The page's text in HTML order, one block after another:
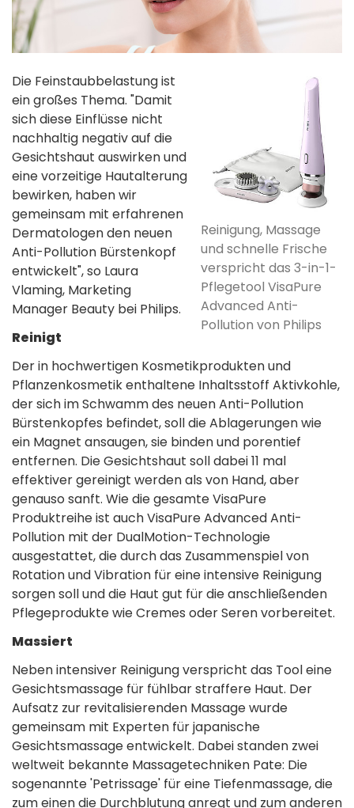
Reinigung, Massage
und schnelle Frische
verspricht das 3-in-1-
Pflegetool VisaPure
Advanced Anti-
Pollution von Philips
Die Feinstaubbelastung ist
ein großes Thema. "Damit
sich diese Einflüsse nicht
nachhaltig negativ auf die
Gesichtshaut auswirken und
eine vorzeitige Hautalterung
bewirken, haben wir
gemeinsam mit erfahrenen
Dermatologen den neuen
Anti-Pollution Bürstenkopf
entwickelt", so Laura
Vlaming, Marketing
Manager Beauty bei Philips.
Reinigt
Der in hochwertigen Kosmetikprodukten und
Pflanzenkosmetik enthaltene Inhaltsstoff Aktivkohle,
der sich im Schwamm des neuen Anti-Pollution
Bürstenkopfes befindet, soll die Ablagerungen wie
ein Magnet ansaugen, sie binden und porentief
entfernen. Die Gesichtshaut soll dabei 11 mal
effektiver gereinigt werden als von Hand, aber
genauso sanft. Wie die gesamte VisaPure
Produktreihe ist auch VisaPure Advanced Anti-
Pollution mit der DualMotion-Technologie
ausgestattet, die durch das Zusammenspiel von
Rotation und Vibration für eine intensive Reinigung
sorgen soll und die Haut gut für die anschließenden
Pflegeprodukte wie Cremes oder Seren vorbereitet.
Massiert
Neben intensiver Reinigung verspricht das Tool eine
Gesichtsmassage für fühlbar straffere Haut. Der
Aufsatz zur revitalisierenden Massage wurde
gemeinsam mit Experten für japanische
Gesichtsmassage entwickelt. Dabei standen zwei
weltweit bekannte Massagetechniken Pate: Die
sogenannte 'Petrissage' für eine Tiefenmassage, die
zum einen die Durchblutung anregt und zum anderen